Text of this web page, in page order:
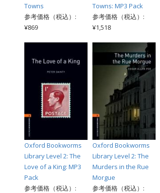
Towns
参考価格（税込）:
¥869
Towns: MP3 Pack
参考価格（税込）:
¥1,518
Oxford Bookworms
Library Level 2: The
Love of a King: MP3
Pack
参考価格（税込）:
Oxford Bookworms
Library Level 2: The
Murders in the Rue
Morgue
参考価格（税込）: